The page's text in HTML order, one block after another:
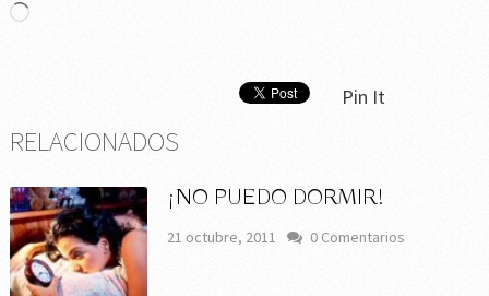
Cargando...
Pin It
RELACIONADOS
¡NO PUEDO DORMIR!
21 octubre, 2011 0 Comentarios